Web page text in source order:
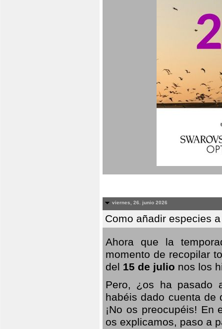
viernes, 26. junio 2026
Como añadir especies
Ahora que la
momento de recopilar
del 15 de julio nos los
Pero, ¿os ha pasado
habéis dado cuenta de
¡No os preocupéis!
os explicamos, paso a